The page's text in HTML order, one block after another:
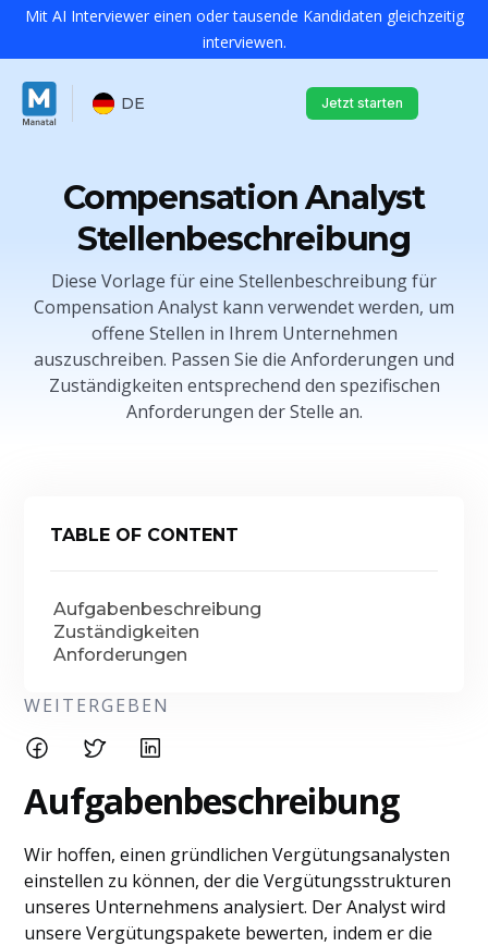
Mit AI Interviewer einen oder tausende Kandidaten gleichzeitig
interviewen.
DE Jetzt starten
Compensation Analyst
Stellenbeschreibung
Diese Vorlage für eine Stellenbeschreibung für
Compensation Analyst kann verwendet werden, um
offene Stellen in Ihrem Unternehmen
auszuschreiben. Passen Sie die Anforderungen und
Zuständigkeiten entsprechend den spezifischen
Anforderungen der Stelle an.
TABLE OF CONTENT
Aufgabenbeschreibung
Zuständigkeiten
Anforderungen
WEITERGEBEN
Aufgabenbeschreibung
Wir hoffen, einen gründlichen Vergütungsanalysten
einstellen zu können, der die Vergütungsstrukturen
unseres Unternehmens analysiert. Der Analyst wird
unsere Vergütungspakete bewerten, indem er die